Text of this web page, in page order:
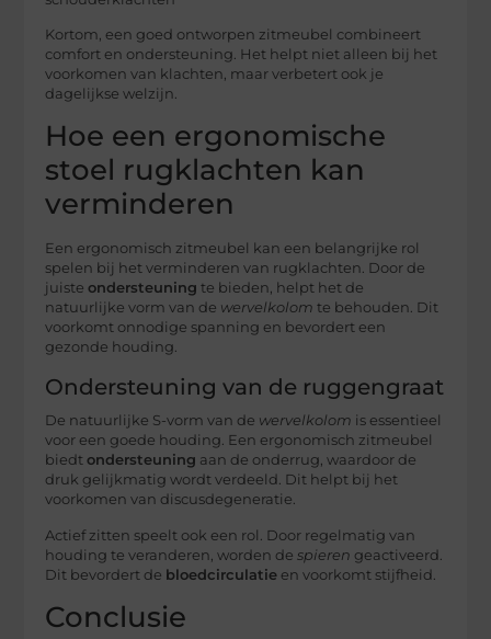
Kortom, een goed ontworpen zitmeubel combineert
comfort en ondersteuning. Het helpt niet alleen bij het
voorkomen van klachten, maar verbetert ook je
dagelijkse welzijn.
Hoe een ergonomische
stoel rugklachten kan
verminderen
Een ergonomisch zitmeubel kan een belangrijke rol
spelen bij het verminderen van rugklachten. Door de
juisteondersteuning te bieden, helpt het de
natuurlijke vorm van de wervelkolom te behouden. Dit
voorkomt onnodige spanning en bevordert een
gezonde houding.
Ondersteuning van de ruggengraat
De natuurlijke S-vorm van de wervelkolom is essentieel
voor een goede houding. Een ergonomisch zitmeubel
biedtondersteuning aan de onderrug, waardoor de
druk gelijkmatig wordt verdeeld. Dit helpt bij het
voorkomen van discusdegeneratie.
Actief zitten speelt ook een rol. Door regelmatig van
houding te veranderen, worden de spieren geactiveerd.
Dit bevordert de bloedcirculatie en voorkomt stijfheid.
Conclusie